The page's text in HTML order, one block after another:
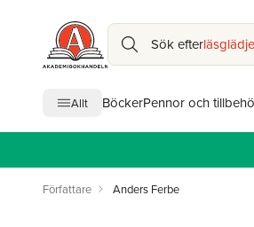
Sök efter
Allt BöckerPennor och
Författare Anders Ferbe